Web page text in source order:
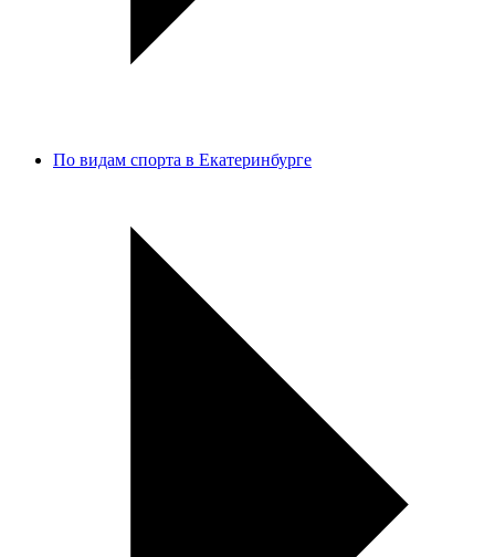
По видам спорта в Екатеринбурге